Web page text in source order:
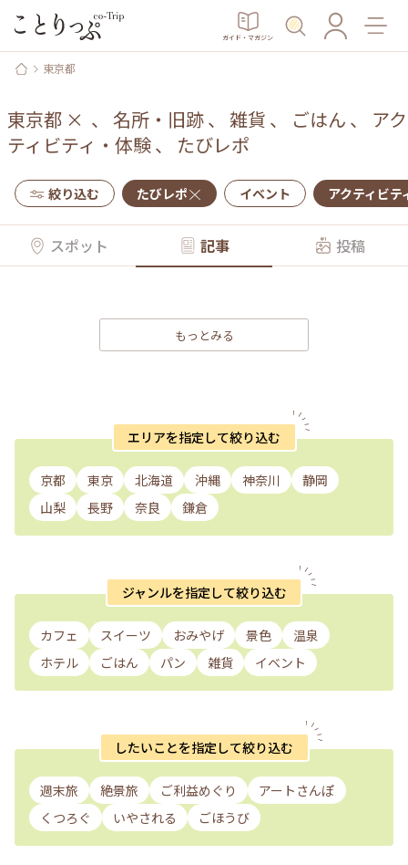
ガイド・マガジン
東京都
東京都 × 、 名所・旧跡、 雑貨 、 ごはん 、 アク
ティビティ・体験、 たびレポ
絞り込む たびレポ イベント アクティビテ
スポット 記事 投稿
もっとみる
エリアを指定して絞り込む
京都 東京 北海道 沖縄 神奈川
静岡
山梨
長野 奈良 鎌倉
ジャンルを指定して絞り込む
カフェ スイーツ おみやげ 景色
温泉
ホテル
ごはん パン 雑貨 イベント
したいことを指定して絞り込む
週末旅 絶景旅 ご利益めぐり
アートさんぽ
くつろぐ
いやされる ごほうび